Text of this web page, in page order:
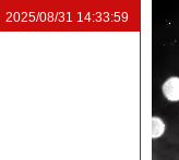
2025/08/31 14:33:59